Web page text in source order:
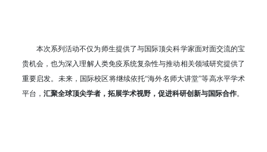
本次系列活动不仅为师生提供了与国际顶尖科学家面对面交流的宝
贵机会，也为深入理解人类免疫系统复杂性与推动相关领域研究提供了
重要启发。未来，国际校区将继续依托“海外名师大讲堂”等高水平学术
平台， 汇聚全球顶尖学者，拓展学术视野，促进科研创新与国际合作。